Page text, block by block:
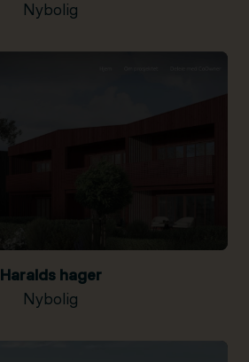
Nybolig
Haralds hager
Nybolig